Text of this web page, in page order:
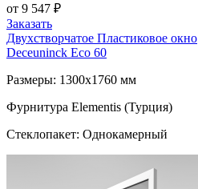
от 9 547 ₽
Заказать
Двухстворчатое Пластиковое окно
Deceuninck Eco 60
Размеры: 1300x1760 мм
Фурнитура Elementis (Турция)
Стеклопакет: Однокамерный